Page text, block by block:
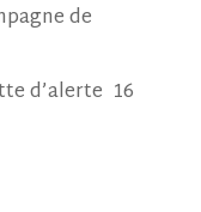
de
d’alerte 16